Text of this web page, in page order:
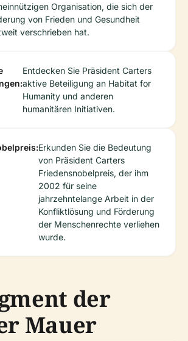
Organisation, die sich der
von Frieden und Gesundheit
verschrieben hat.
Entdecken Sie Präsident Carters
aktive Beteiligung an Habitat for
Humanity und anderen
humanitären Initiativen.
Erkunden Sie die Bedeutung
von Präsident Carters
Friedensnobelpreis, der ihm
2002 für seine
jahrzehntelange Arbeit in der
Konfliktlösung und Förderung
der Menschenrechte verliehen
wurde.
der
Mauer